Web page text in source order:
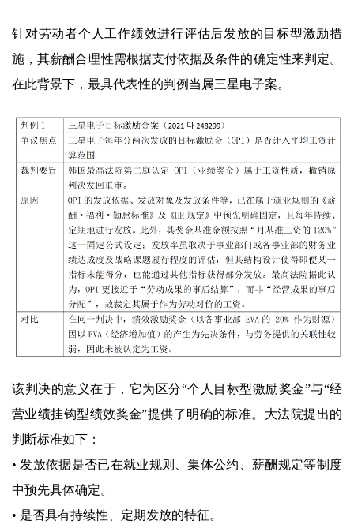
针对劳动者个人工作绩效进行评估后发放的目标型激励措
施，其薪酬合理性需根据支付依据及条件的确定性来判定。
在此背景下，最具代表性的判例当属三星电子案。
该判决的意义在于，它为区分“个人目标型激励奖金”与“经
营业绩挂钩型绩效奖金”提供了明确的标准。大法院提出的
判断标准如下：
• 发放依据是否已在就业规则、集体公约、薪酬规定等制度
中预先具体确定。
• 是否具有持续性、定期发放的特征。